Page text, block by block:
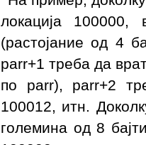
локација 100000,
(растојание од 4
parr+1 треба да
по parr), parr+2
100012, итн.
големина од 8